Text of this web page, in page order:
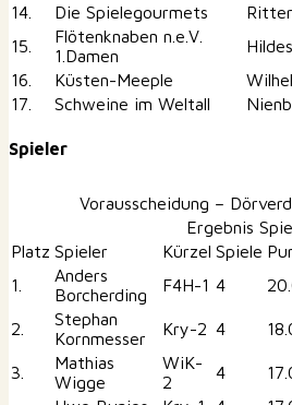
14.
Die Spielegourmets
15.
Flötenknaben n.e.V.
1.Damen
16.
Küsten-Meeple
17.
Schweine im Weltall
Spieler
Vorausscheidung –
Ergebnis
Platz Spieler Kürzel Spiele
1.
Anders
Borcherding
F4H-1 4
2.
Stephan
Kornmesser
Kry-2 4
3.
Mathias
Wigge
WiK-
2
4